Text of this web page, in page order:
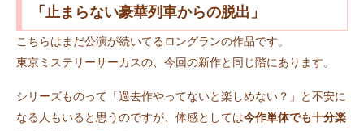
「止まらない豪華列車からの脱出」
こちらはまだ公演が続いてるロングランの作品です。
東京ミステリーサーカスの、今回の新作と同じ階にあります。
シリーズものって「過去作やってないと楽しめない？」と不安に
なる人もいると思うのですが、体感としては今作単体でも十分楽